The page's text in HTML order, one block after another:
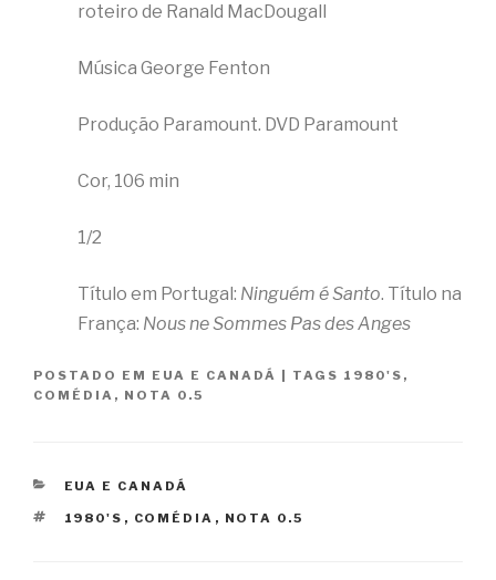
roteiro de Ranald MacDougall
Música George Fenton
Produção Paramount. DVD Paramount
Cor, 106 min
1/2
Título em Portugal: Ninguém é Santo. Título na
França: Nous ne Sommes Pas des Anges
POSTADO EM EUA E CANADÁ TAGS 1980'S ,
COMÉDIA , NOTA 0.5
CATEGORIAS
EUA E CANADÁ
TAGS
1980'S , COMÉDIA , NOTA 0.5